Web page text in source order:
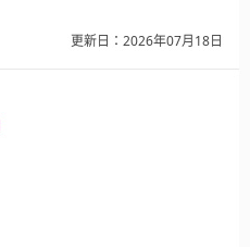
更新日：2026年07月18日